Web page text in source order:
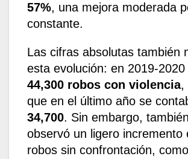
57%, una mejora moderada
constante.
Las cifras absolutas también
esta evolución: en 2019-2020
44,300 robos con violencia,
que en el último año se
34,700. Sin embargo,
observó un ligero incremento
robos sin confrontación,